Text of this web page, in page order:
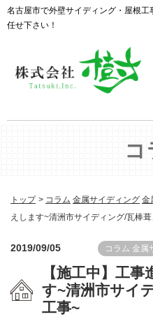
名古屋市で外壁サイディング・屋根
任せ下さい！
コ
トップ コラム 金属サイディング 金
えします~清洲市サイディング/瓦棒
2019/09/05 コラム 金属
【施工中】工
す~清洲市サイ
工事~